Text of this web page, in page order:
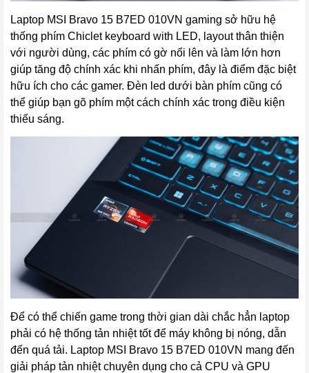
Laptop MSI Bravo 15 B7ED 010VN gaming sở hữu hệ
thống phím Chiclet keyboard with LED, layout thân thiện
với người dùng, các phím có gờ nổi lên và làm lớn hơn
giúp tăng độ chính xác khi nhấn phím, đây là điểm đặc biệt
hữu ích cho các gamer. Đèn led dưới bàn phím cũng có
thể giúp bạn gõ phím một cách chính xác trong điều kiện
thiếu sáng.
Để có thể chiến game trong thời gian dài chắc hẳn laptop
phải có hệ thống tản nhiệt tốt để máy không bị nóng, dẫn
đến quá tải. Laptop MSI Bravo 15 B7ED 010VN mang đến
giải pháp tản nhiệt chuyên dụng cho cả CPU và GPU